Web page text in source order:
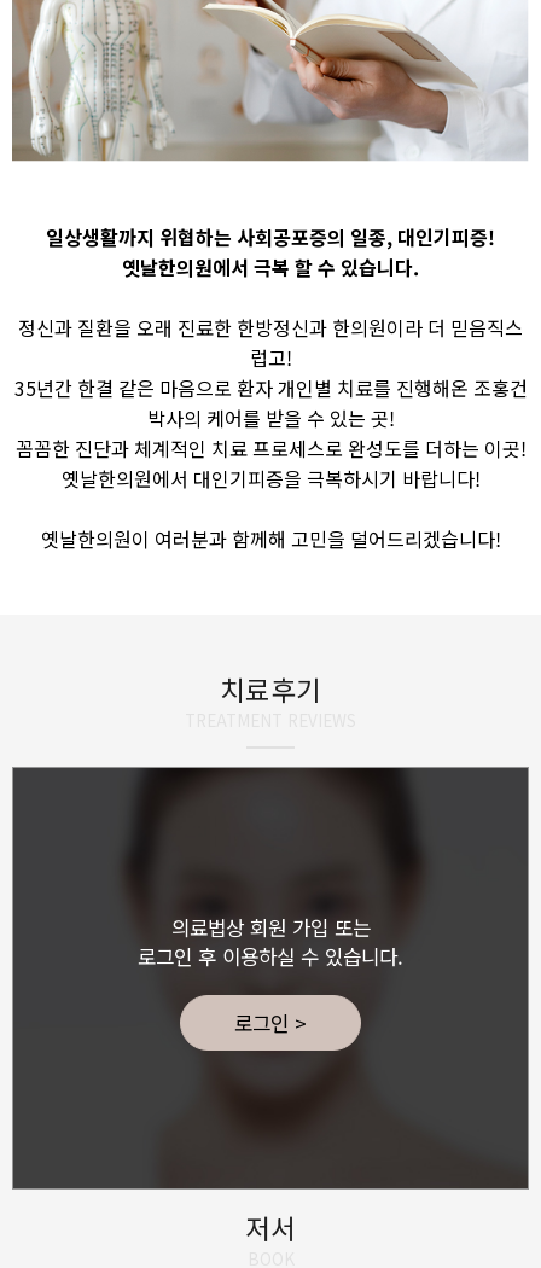
일상생활까지 위협하는 사회공포증의 일종, 대인기피증!
옛날한의원에서 극복 할 수 있습니다.
정신과 질환을 오래 진료한 한방정신과 한의원이라 더 믿음직스
럽고!
35년간 한결 같은 마음으로 환자 개인별 치료를 진행해온 조홍건
박사의 케어를 받을 수 있는 곳!
꼼꼼한 진단과 체계적인 치료 프로세스로 완성도를 더하는 이곳!
옛날한의원에서 대인기피증을 극복하시기 바랍니다!
옛날한의원이 여러분과 함께해 고민을 덜어드리겠습니다!
치료후기
의료법상 회원 가입 또는
로그인 후 이용하실 수 있습니다.
로그인 >
저서